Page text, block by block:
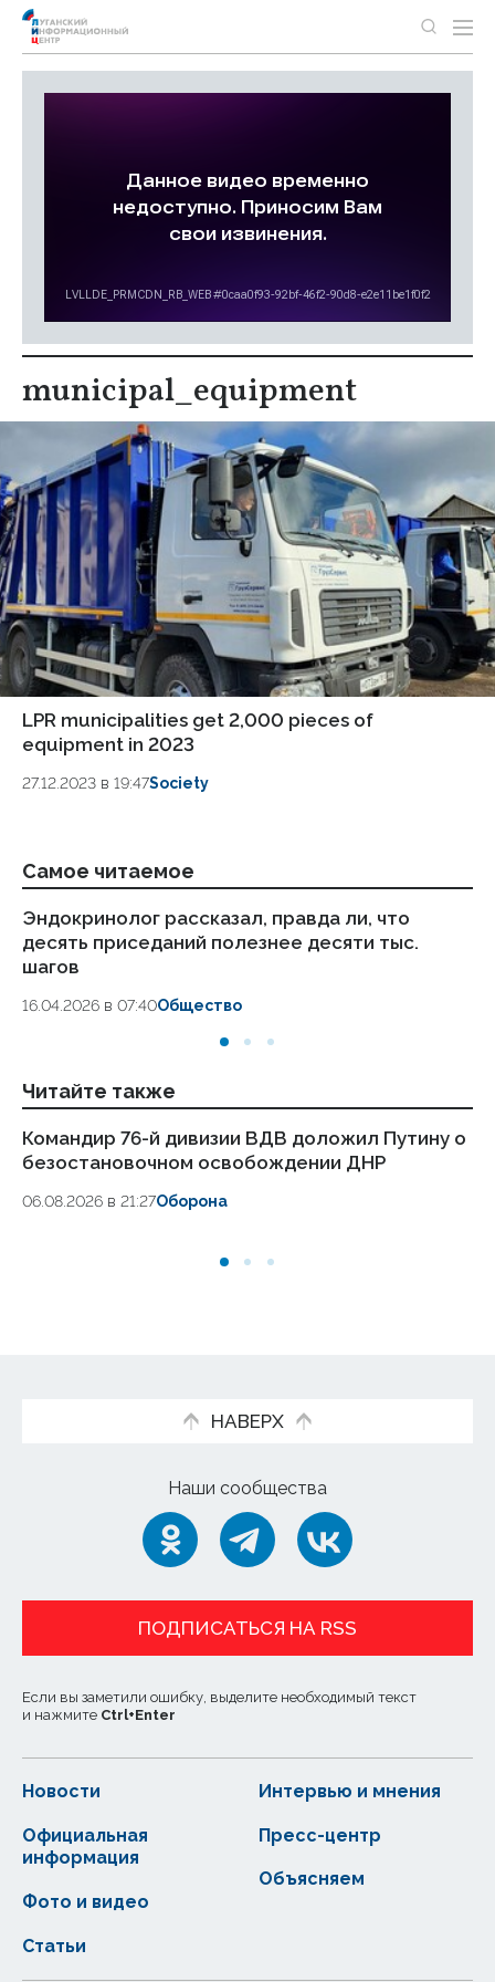
municipal_equipment
LPR municipalities get 2,000 pieces of
equipment in 2023
27.12.2023 в 19:47Society
Самое читаемое
Эндокринолог рассказал, правда ли, что
десять приседаний полезнее десяти тыс.
шагов
16.04.2026 в 07:40Общество
Читайте также
Командир 76-й дивизии ВДВ доложил Путину о
безостановочном освобождении ДНР
06.08.2026 в 21:27Оборона
НАВЕРХ
Наши сообщества
ПОДПИСАТЬСЯ НА RSS
Если вы заметили ошибку, выделите необходимый текст
и нажмите Ctrl+Enter
Новости
Статьи
Официальная
информация
Интервью и мнения
Фото и видео
Пресс-центр
Объясняем